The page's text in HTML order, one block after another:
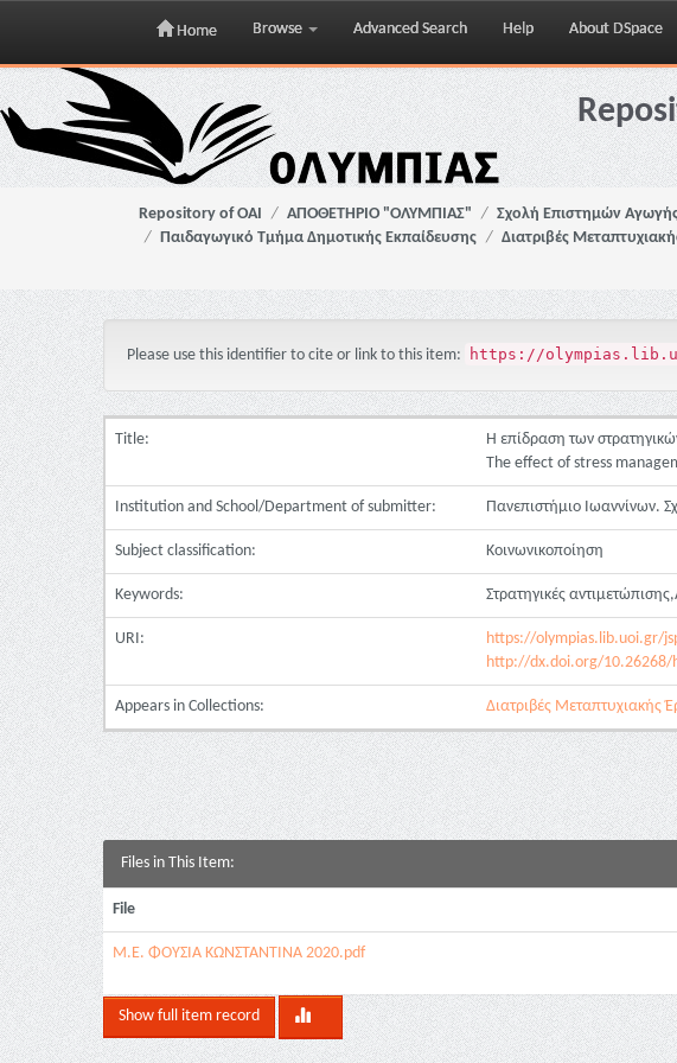
Skip
navigation
Home Browse Advanced Search Help About DSpace
Repository of OAI ΑΠΟΘΕΤΗΡΙΟ "ΟΛΥΜΠΙΑΣ"
Σχολή Επιστημών
Παιδαγωγικό Τμήμα Δημοτικής Εκπαίδευσης
Διατριβές
Please use this identifier to cite or link to this item: https://
Title:
Η επίδραση των
The effect of stress
Institution and School/Department of submitter: Πανεπιστήμιο Ιωαννίνων.
Subject classification: Κοινωνικοποίηση
Keywords: Στρατηγικές
URI:
https://olympias.lib.uoi.gr/
http://dx.doi.org/10.26268/
Appears in Collections: Διατριβές Μεταπτυχιακής
Files in This Item:
File
Μ.Ε. ΦΟΥΣΙΑ ΚΩΝΣΤΑΝΤΙΝΑ 2020.pdf
Show full item record